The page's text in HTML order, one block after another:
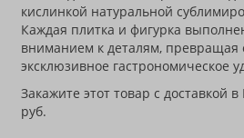
кислинкой натуральной
Каждая плитка и фигурка
вниманием к деталям, превращая
эксклюзивное гастрономическое
Закажите этот товар с доставкой
руб.